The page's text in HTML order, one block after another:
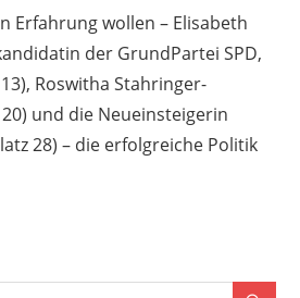
Erfahrung wollen – Elisabeth
der GrundPartei SPD,
Roswitha Stahringer-
und die Neueinsteigerin
28) – die erfolgreiche Politik